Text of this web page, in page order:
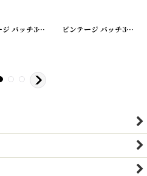
3] ビンテージ バッチ3個SET 20200422-5] ビンテージ バッチ3個SET